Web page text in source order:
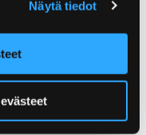
Näytä tiedot
päivän